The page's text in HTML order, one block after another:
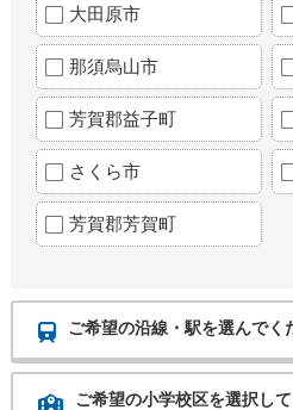
大田原市
那須烏山市
芳賀郡益子町
さくら市
芳賀郡芳賀町
ご希望の沿線・駅を選んでく
ご希望の小学校区を選択し